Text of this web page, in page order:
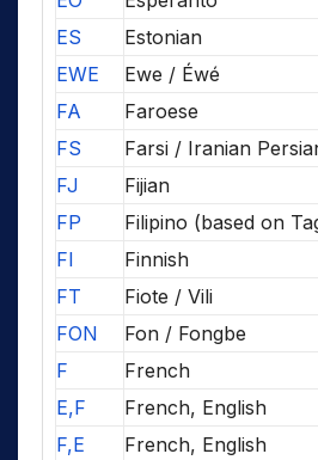
ES
Estonian
EWE
Ewe / Éwé
FA
Faroese
FS
Farsi / Iranian
FJ
Fijian
FP
Filipino (based on
FI
Finnish
FT
Fiote / Vili
FON
Fon / Fongbe
F
French
E,F
French, English
F,E
French, English